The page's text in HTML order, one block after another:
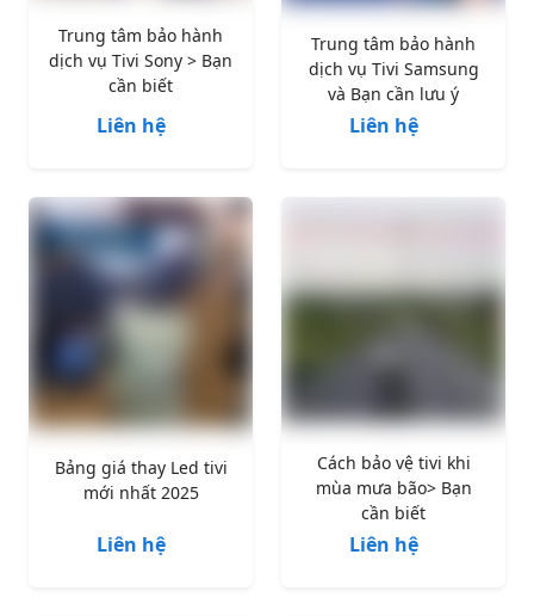
Trung tâm bảo hành
dịch vụ Tivi Sony > Bạn
cần biết
Liên hệ
Trung tâm bảo hành
dịch vụ Tivi Samsung
và Bạn cần lưu ý
Liên hệ
Bảng giá thay Led tivi
mới nhất 2025
Liên hệ
Cách bảo vệ tivi khi
mùa mưa bão> Bạn
cần biết
Liên hệ